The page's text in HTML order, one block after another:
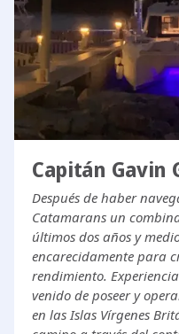
Capitán Gavin
Después de haber
Catamarans un
últimos dos años y
encarecidamente para
rendimiento.
venido de poseer y
en las Islas Vírgenes